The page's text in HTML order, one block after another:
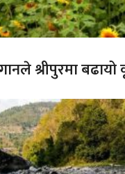
श्रीपुरमा बढायो